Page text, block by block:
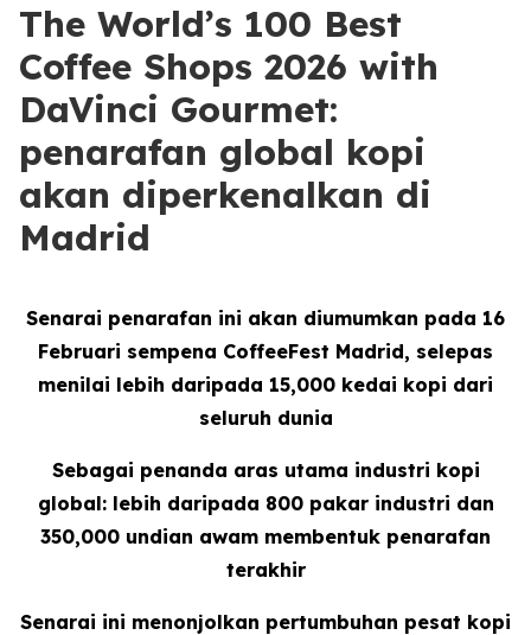
The World’s 100 Best
Coffee Shops 2026 with
DaVinci Gourmet:
penarafan global kopi
akan diperkenalkan di
Madrid
Senarai penarafan ini akan diumumkan pada 16
Februari sempena CoffeeFest Madrid, selepas
menilai lebih daripada 15,000 kedai kopi dari
seluruh dunia
Sebagai penanda aras utama industri kopi
global: lebih daripada 800 pakar industri dan
350,000 undian awam membentuk penarafan
terakhir
Senarai ini menonjolkan pertumbuhan pesat kopi